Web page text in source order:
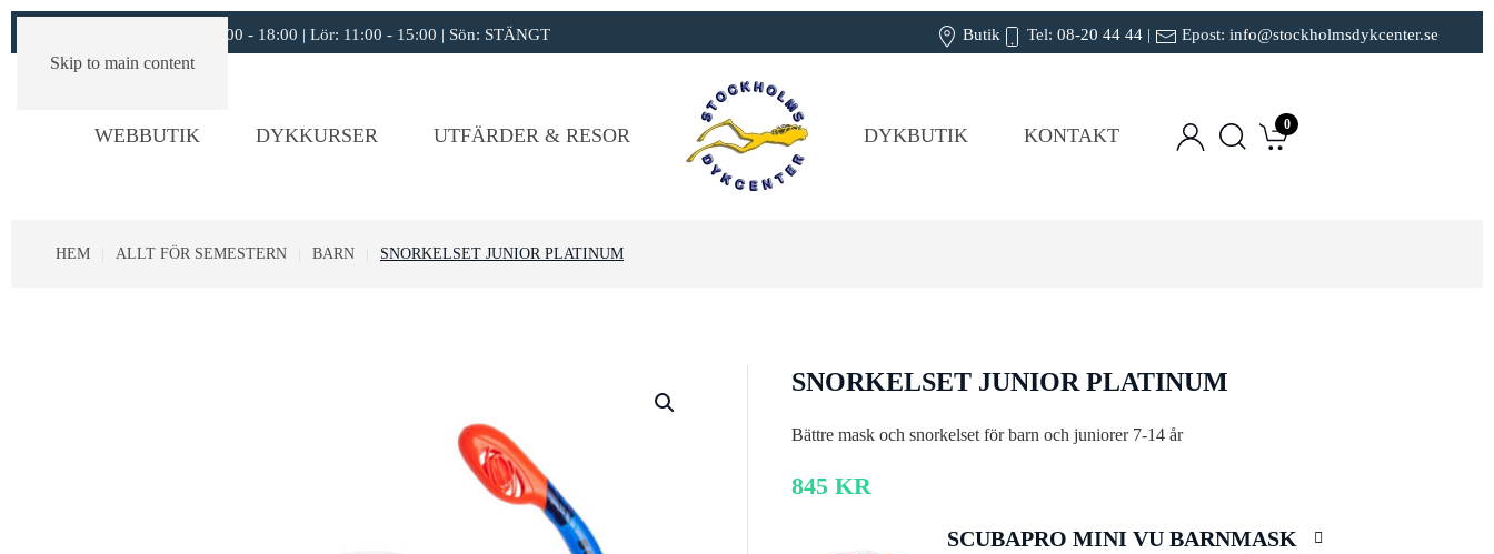
Skip to main content
11:00 - 18:00 | Lör: 11:00 - 15:00 | Sön: STÄNGT Butik Tel: 08-20 44 44 | Epost: info@stockholmsdykcenter.se
WEBBUTIK DYKKURSER UTFÄRDER & RESOR DYKBUTIK KONTAKT 0
HEM ALLT FÖR SEMESTERN BARN SNORKELSET JUNIOR PLATINUM
SNORKELSET JUNIOR PLATINUM
Bättre mask och snorkelset för barn och juniorer 7-14 år
845 KR
SCUBAPRO MINI VU BARNMASK